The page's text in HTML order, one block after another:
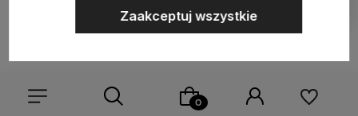
Zaakceptuj wszystkie